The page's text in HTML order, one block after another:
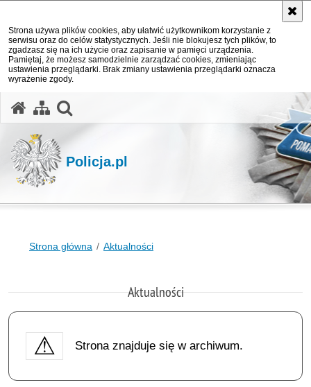
Strona używa plików cookies, aby ułatwić użytkownikom korzystanie z
serwisu oraz do celów statystycznych. Jeśli nie blokujesz tych plików, to
zgadzasz się na ich użycie oraz zapisanie w pamięci urządzenia.
Pamiętaj, że możesz samodzielnie zarządzać cookies, zmieniając
ustawienia przeglądarki. Brak zmiany ustawienia przeglądarki oznacza
wyrażenie zgody.
Policja.pl
Strona główna Aktualności
Aktualności
Strona znajduje się w archiwum.